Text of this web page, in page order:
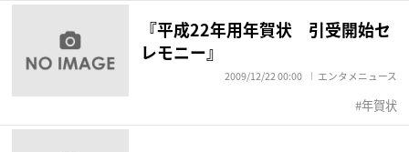
『平成22年用年賀状 引受開始セ
レモニー』
2009/12/22 00:00 エンタメニュース
年賀状